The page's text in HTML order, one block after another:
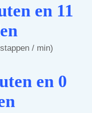
en 11
/ min)
en 0